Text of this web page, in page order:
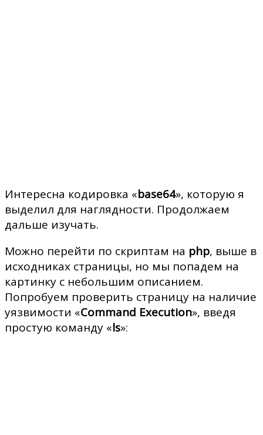
Интересна кодировка «base64», которую я
выделил для наглядности. Продолжаем
дальше изучать.
Можно перейти по скриптам на php, выше в
исходниках страницы, но мы попадем на
картинку с небольшим описанием.
Попробуем проверить страницу на наличие
уязвимости «Command Execution», введя
простую команду «ls»: